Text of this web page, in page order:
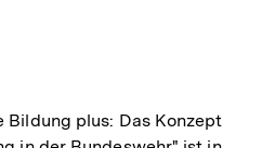
Bildung plus: Das Konzept